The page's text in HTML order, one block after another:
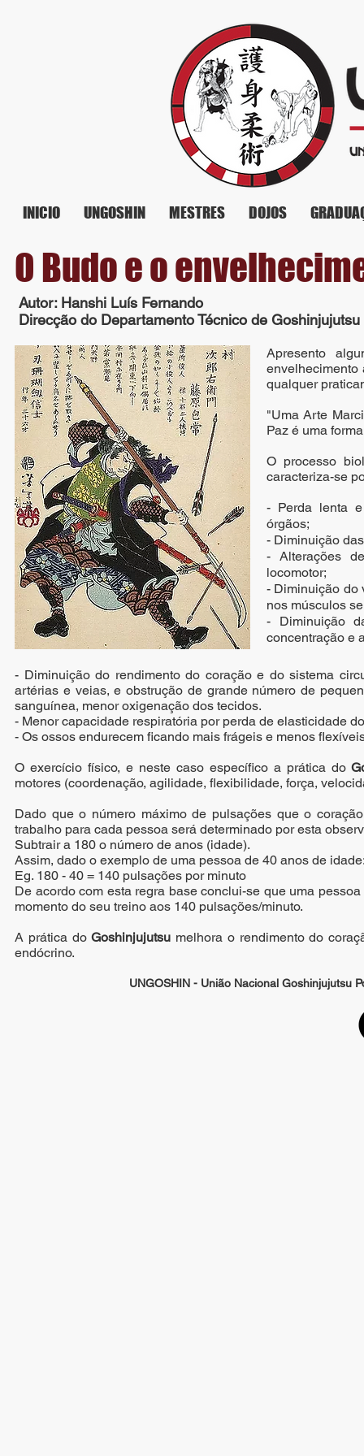
O Budo e o
Autor: Hanshi Luís Fernando
Direcção do Departamento Técnico de Goshinjujutsu
Apresento
envelhecimento
qualquer
"Uma Arte
Paz é uma
O processo
caracteriza-se
- Perda lenta
órgãos;
- Diminuição
- Alterações
locomotor;
- Diminuição do
nos músculos
​- Diminuição
concentração e
- Diminuição do rendimento do coração e do sistema
artérias e veias, e obstrução de grande número de
sanguínea, menor oxigenação dos tecidos.
- Menor capacidade respiratória por perda de elasticidade
- Os ossos endurecem ficando mais frágeis e menos
O exercício físico, e neste caso específico a prática do
motores (coordenação, agilidade, flexibilidade, força,
Dado que o número máximo de pulsações que o
trabalho para cada pessoa será determinado por esta
Subtrair a 180 o número de anos (idade).
Assim, dado o exemplo de uma pessoa de 40 anos de
Eg. 180 - 40 = 140 pulsações por minuto
De acordo com esta regra base conclui-se que uma
momento do seu treino aos 140 pulsações/minuto.
A prática doGoshinjujutsu melhora o rendimento do
endócrino.
INICIO UNGOSHIN MESTRES DOJOS
UNGOSHIN - União Nacional Goshinjujutsu